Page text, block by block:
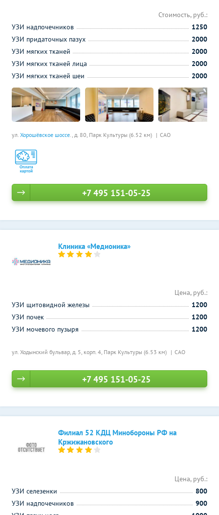
ул. Хорошёвское шоссе., д. 80, Парк Культуры (6.52 км) САО
Стоимость, руб.:
УЗИ надпочечников
1250
УЗИ придаточных пазух
2000
УЗИ мягких тканей
2000
УЗИ мягких тканей лица
2000
УЗИ мягких тканей шеи
2000
+7 495 151-05-25
Клиника «Медионика»
ул. Ходынский бульвар, д. 5, корп. 4, Парк Культуры (6.53 км) САО
Цена, руб.:
УЗИ щитовидной железы
1200
УЗИ почек
1200
УЗИ мочевого пузыря
1200
+7 495 151-05-25
Филиал 52 КДЦ Минобороны РФ на
Кржижановского
Цена, руб.:
УЗИ селезенки
800
УЗИ надпочечников
900